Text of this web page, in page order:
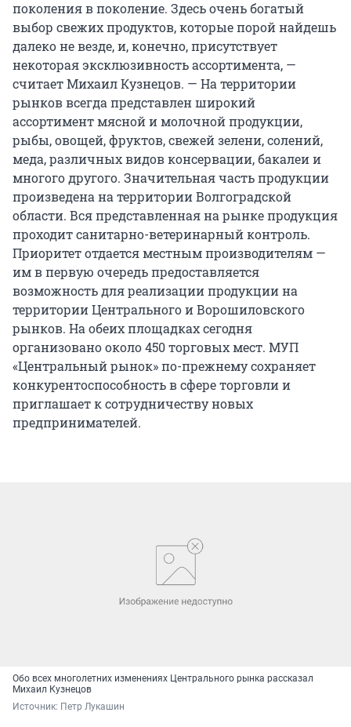
поколения в поколение. Здесь очень богатый
выбор свежих продуктов, которые порой найдешь
далеко не везде, и, конечно, присутствует
некоторая эксклюзивность ассортимента, —
считает Михаил Кузнецов. — На территории
рынков всегда представлен широкий
ассортимент мясной и молочной продукции,
рыбы, овощей, фруктов, свежей зелени, солений,
меда, различных видов консервации, бакалеи и
многого другого. Значительная часть продукции
произведена на территории Волгоградской
области. Вся представленная на рынке продукция
проходит санитарно-ветеринарный контроль.
Приоритет отдается местным производителям —
им в первую очередь предоставляется
возможность для реализации продукции на
территории Центрального и Ворошиловского
рынков. На обеих площадках сегодня
организовано около 450 торговых мест. МУП
«Центральный рынок» по-прежнему сохраняет
конкурентоспособность в сфере торговли и
приглашает к сотрудничеству новых
предпринимателей.
Обо всех многолетних изменениях Центрального рынка рассказал
Михаил Кузнецов
Источник: Петр Лукашин